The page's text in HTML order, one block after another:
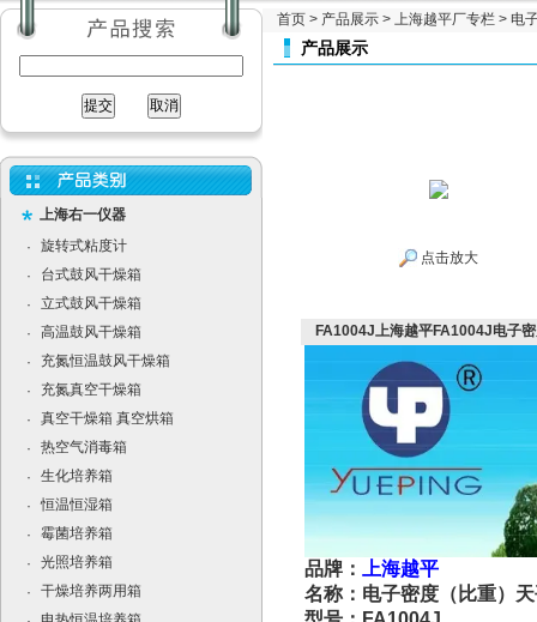
上海右一仪器
·
旋转式粘度计
·
台式鼓风干燥箱
·
立式鼓风干燥箱
·
高温鼓风干燥箱
·
充氮恒温鼓风干燥箱
·
充氮真空干燥箱
·
真空干燥箱 真空烘箱
·
热空气消毒箱
·
生化培养箱
·
恒温恒湿箱
·
霉菌培养箱
·
光照培养箱
·
干燥培养两用箱
首页 > 产品展示 > 上海越平厂专栏 > 电
产品展示
点击放大
FA1004J上海越平FA1004J电子
品牌：
上海越平
名称：电子密度（比重）